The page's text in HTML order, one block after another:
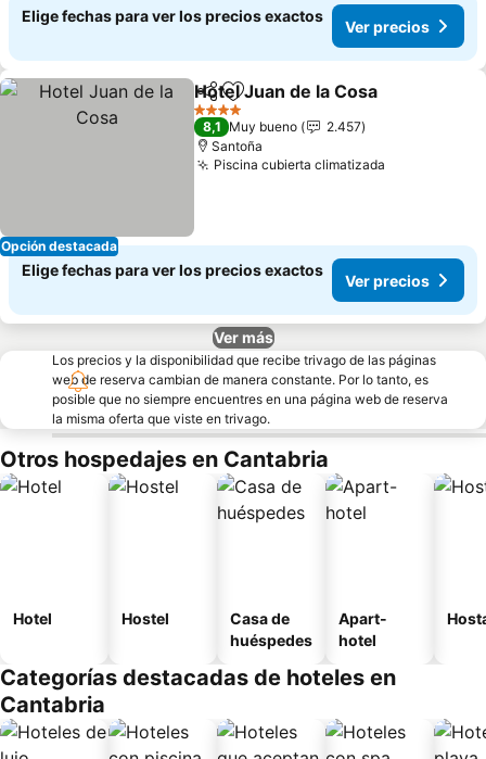
Elige fechas para ver los precios exactos
Ver precios
Opción destacada
CompartirAgregar a favoritos
Hotel Juan de la Cosa
4 Estrellas
8,1 Muy bueno
2.457
Santoña
Piscina cubierta climatizada
Elige fechas para ver los precios exactos
Ver precios
Ver más
Los precios y la disponibilidad que recibe trivago de las páginas
web de reserva cambian de manera constante. Por lo tanto, es
posible que no siempre encuentres en una página web de reserva
la misma oferta que viste en trivago.
Otros hospedajes en Cantabria
Hotel Hostel
Casa de
huéspedes
Apart-
hotel
Categorías destacadas de hoteles en
Cantabria